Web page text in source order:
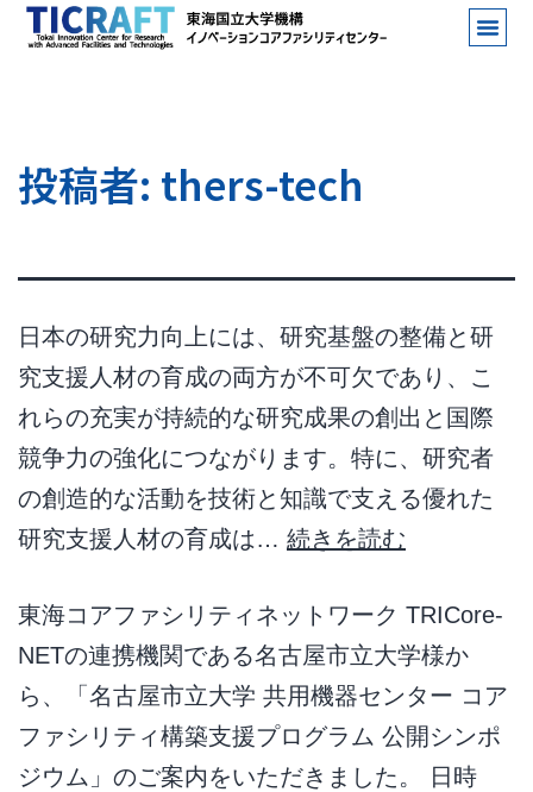
投稿者: thers-tech
日本の研究力向上には、研究基盤の整備と研
究支援人材の育成の両方が不可欠であり、こ
れらの充実が持続的な研究成果の創出と国際
競争力の強化につながります。特に、研究者
の創造的な活動を技術と知識で支える優れた
研究支援人材の育成は… 続きを読む
東海コアファシリティネットワーク TRICore-
NETの連携機関である名古屋市立大学様か
ら、「名古屋市立大学 共用機器センター コア
ファシリティ構築支援プログラム 公開シンポ
ジウム」のご案内をいただきました。 日時